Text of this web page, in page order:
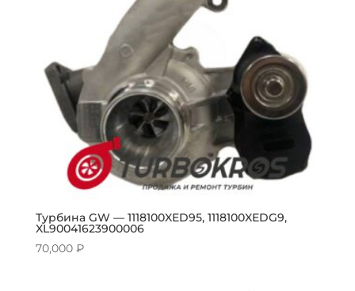
Турбина GW — 1118100XED95, 1118100XEDG9,
XL90041623900006
70,000 ₽